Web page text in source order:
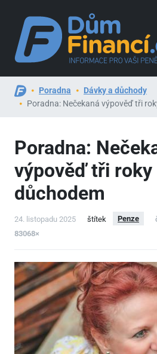
Poradna
Dávky a důchody
Poradna: Nečekaná výpověď tři
Poradna:
výpověď tři roky
důchodem
24. listopadu 2025 štítek Penze
83068×